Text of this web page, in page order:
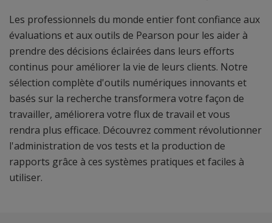
Clinical | Canada
Les professionnels du monde entier font confiance aux
évaluations et aux outils de Pearson pour les aider à
prendre des décisions éclairées dans leurs efforts
continus pour améliorer la vie de leurs clients. Notre
sélection complète d'outils numériques innovants et
basés sur la recherche transformera votre façon de
travailler, améliorera votre flux de travail et vous
rendra plus efficace. Découvrez comment révolutionner
l'administration de vos tests et la production de
rapports grâce à ces systèmes pratiques et faciles à
utiliser.